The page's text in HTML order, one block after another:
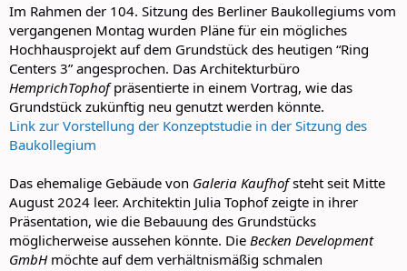
Im Rahmen der 104. Sitzung des Berliner Baukollegiums vom
vergangenen Montag wurden Pläne für ein mögliches
Hochhausprojekt auf dem Grundstück des heutigen “Ring
Centers 3” angesprochen. Das Architekturbüro
HemprichTophofpräsentierte in einem Vortrag, wie das
Grundstück zukünftig neu genutzt werden könnte.
Link zur Vorstellung der Konzeptstudie in der Sitzung des
Baukollegium
Das ehemalige Gebäude von Galeria Kaufhofsteht seit Mitte
August 2024 leer. Architektin Julia Tophof zeigte in ihrer
Präsentation, wie die Bebauung des Grundstücks
möglicherweise aussehen könnte. Die Becken Development
GmbH möchte auf dem verhältnismäßig schmalen